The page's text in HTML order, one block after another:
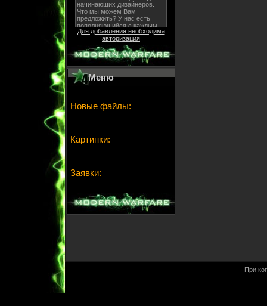
Для добавления необходима
авторизация
Меню
Новые файлы:
Картинки:
Заявки:
При